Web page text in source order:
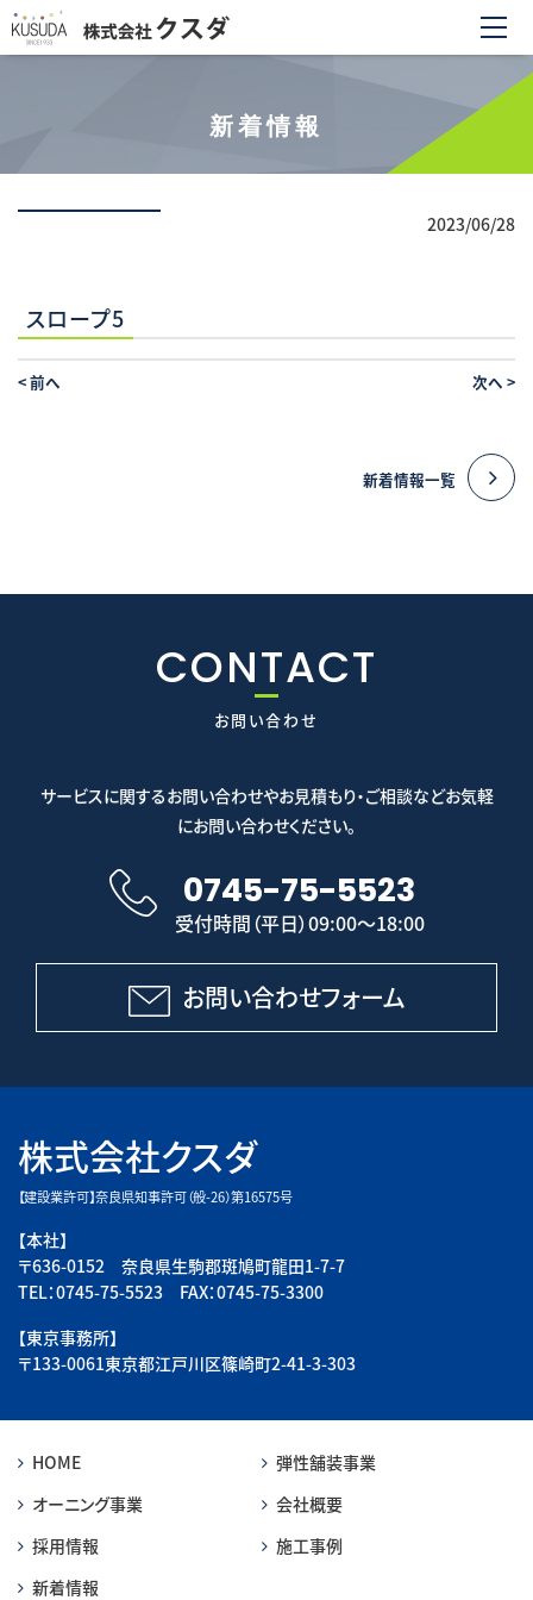
新着情報
2023/06/28
スロープ5
<前へ 次へ >
新着情報一覧
CONTACT
お問い合わせ
サービスに関するお問い合わせやお見積もり・ご相談などお気軽
にお問い合わせください。
0745-75-5523
受付時間（平日）09:00～18:00
お問い合わせフォーム
株式会社クスダ
【建設業許可】奈良県知事許可（般-26）第16575号
【本社】
〒636-0152 奈良県生駒郡斑鳩町龍田1-7-7
TEL：0745-75-5523 FAX：0745-75-3300
【東京事務所】
〒133-0061東京都江戸川区篠崎町2-41-3-303
HOME
弾性舗装事業
オーニング事業
会社概要
採用情報
施工事例
新着情報